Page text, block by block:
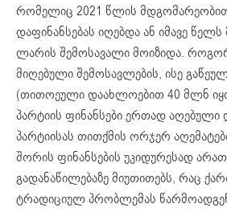
რომელიც 2021 წლის
დაფინანსებას იღებდა ან იმავე წელს
ლარის შემოსავალი მოიზიდა.
მიღებული შემოსავლების, ისე
(თითოეული დაახლოებით 40 მლნ
პარტიის ფინანსები ერთად აღებული
პარტიისას თითქმის ორჯერ
შორის ფინანსების უკიდურესად
გადანაწილებაზე მიუთითებს, რაც
ტრადიციულ პრობლემას